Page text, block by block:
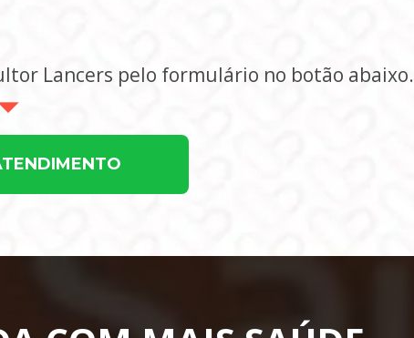
Lancers pelo formulário no botão abaixo.